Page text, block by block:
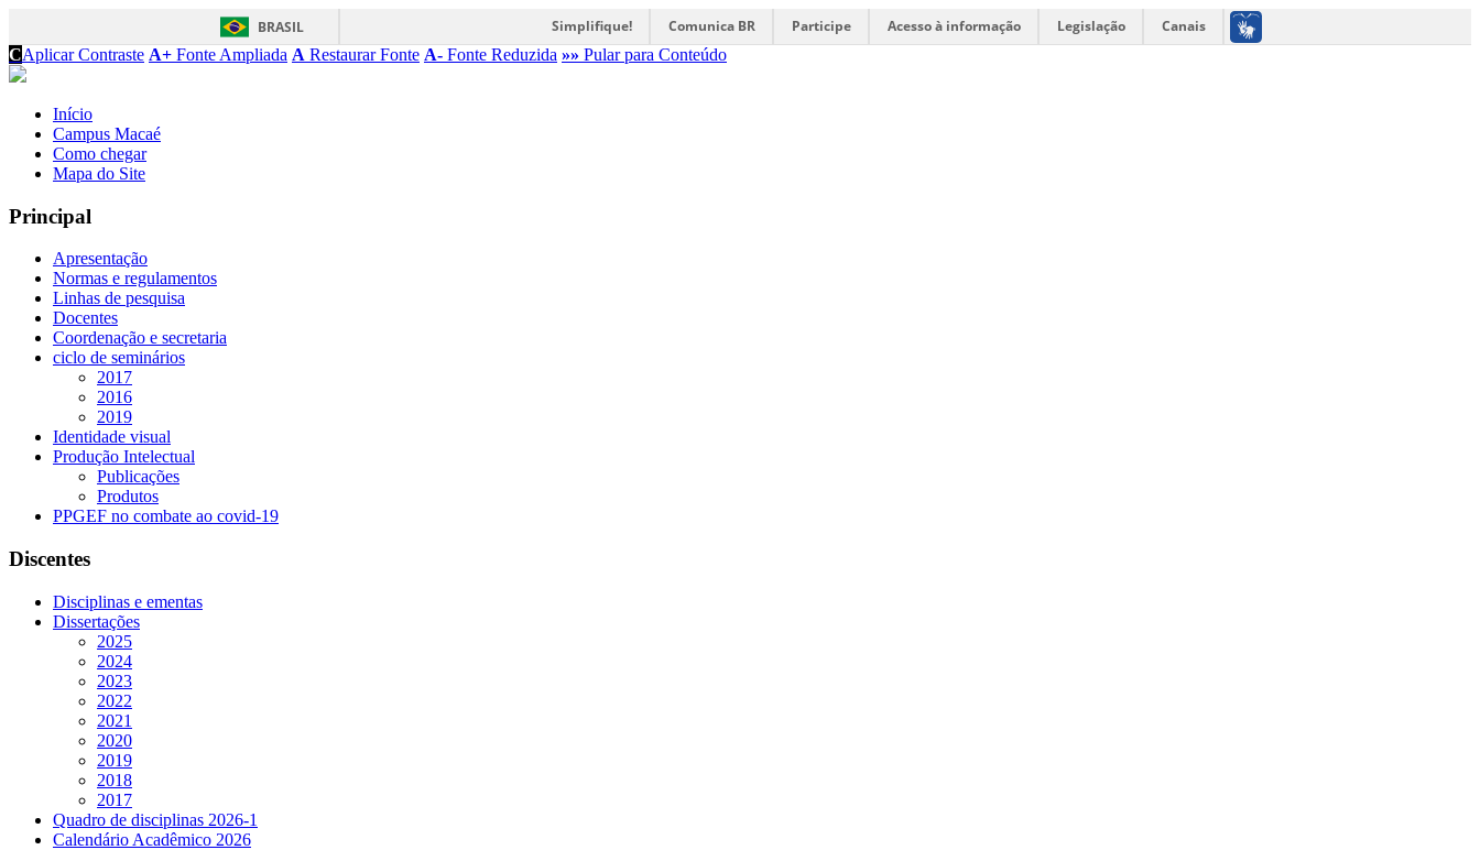
BRASIL Simplifique! Comunica BR Participe Acesso à informação Legislação
Canais
CAplicar Contraste A+ Fonte Ampliada A Restaurar Fonte A- Fonte Reduzida »» Pular para Conteúdo
Início
Campus Macaé
Como chegar
Mapa do Site
Principal
Apresentação
Normas e regulamentos
Linhas de pesquisa
Docentes
Coordenação e secretaria
ciclo de seminários
2017
2016
2019
Identidade visual
Produção Intelectual
Publicações
Produtos
PPGEF no combate ao covid-19
Discentes
Disciplinas e ementas
Dissertações
2025
2024
2023
2022
2021
2020
2019
2018
2017
Quadro de disciplinas 2026-1
Calendário Acadêmico 2026